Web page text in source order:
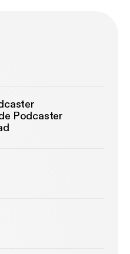
Podcaster